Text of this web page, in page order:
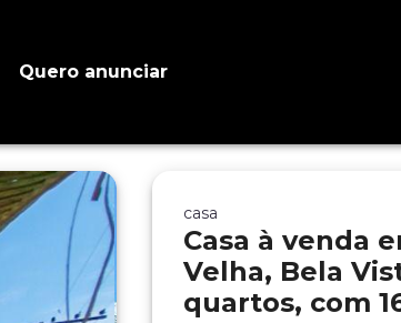
Quero anunciar
casa
Casa à venda
Velha, Bela
quartos, com